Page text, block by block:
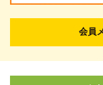
会員